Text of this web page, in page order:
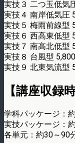
実技３ 二つ玉低気
実技４ 南岸低気圧
実技５ 梅雨前線型
実技６ 西高東低型
実技７ 南高北低型
実技８ 台風型
実技９ 北東気流型
【講座収録
学科パッケージ：
実技パッケージ：
各単元：約30～90